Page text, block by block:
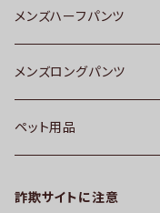
メンズハーフパンツ
メンズロングパンツ
ペット用品
詐欺サイトに注意